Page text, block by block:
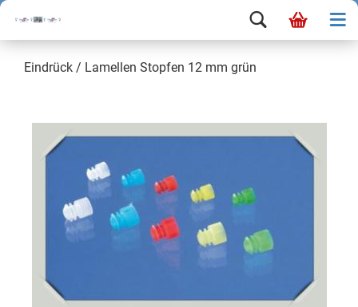
Eindrück / Lamellen Stopfen 12 mm grün